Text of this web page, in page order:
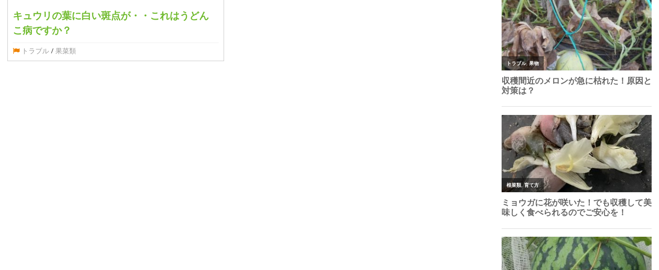
キュウリの葉に白い斑点が・・これはうどん
こ病ですか？
トラブル / 果菜類